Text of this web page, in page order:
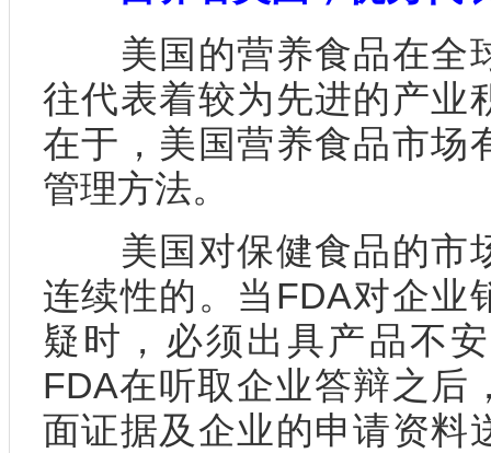
美国的营养食品在全
往代表着较为先进的产业
在于，美国营养食品市场
管理方法。
美国对保健食品的市
连续性的。当FDA对企业
疑时，必须出具产品不
FDA在听取企业答辩之后
面证据及企业的申请资料